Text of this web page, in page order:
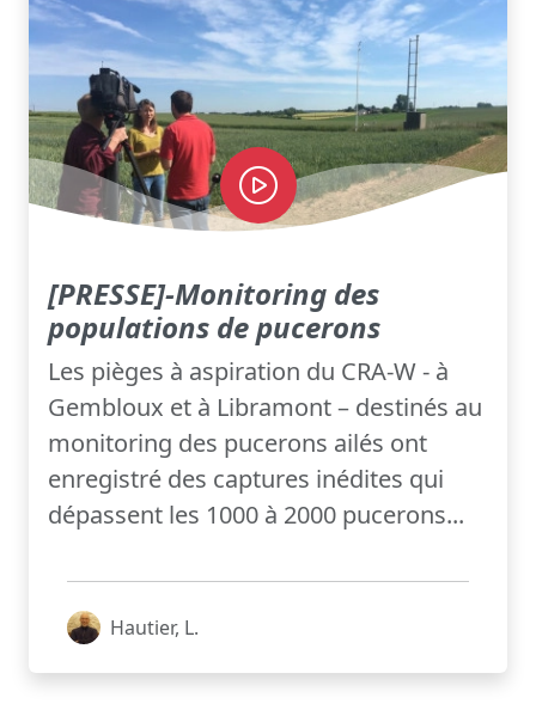
[PRESSE]-Monitoring des
populations de pucerons
Les pièges à aspiration du CRA-W - à
Gembloux et à Libramont – destinés au
monitoring des pucerons ailés ont
enregistré des captures inédites qui
dépassent les 1000 à 2000 pucerons...
Hautier, L.